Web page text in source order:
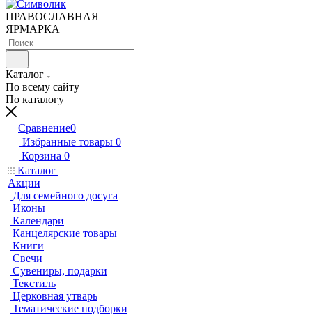
ПРАВОСЛАВНАЯ
ЯРМАРКА
Каталог
По всему сайту
По каталогу
Сравнение0
Избранные товары 0
Корзина 0
Каталог
Акции
Для семейного досуга
Иконы
Календари
Канцелярские товары
Книги
Свечи
Сувениры, подарки
Текстиль
Церковная утварь
Тематические подборки